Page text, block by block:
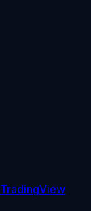
TradingView